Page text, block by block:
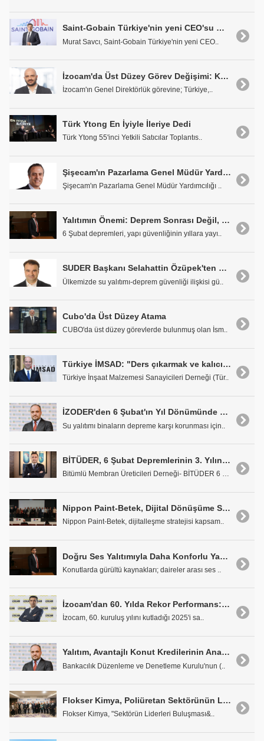
Saint-Gobain Türkiye'nin yeni CEO'su Murat Savcı Oldu
Murat Savcı, Saint-Gobain Türkiye'nin yeni CEO..
İzocam'da Üst Düzey Görev Değişimi: Kerem Kürklü, Genel Direktörlüğe Atandı
İzocam'ın Genel Direktörlük görevine; Türkiye,..
Türk Ytong En İyiyle İleriye Dedi
Türk Ytong 55'inci Yetkili Satıcılar Toplantıs..
Şişecam'ın Pazarlama Genel Müdür Yardımcılığı Görevine Yılmaz Erceyes Atandı
Şişecam'ın Pazarlama Genel Müdür Yardımcılığı ..
Yalıtımın Önemi: Deprem Sonrası Değil, Deprem Öncesi Güvenlik
6 Şubat depremleri, yapı güvenliğinin yıllara yayı..
SUDER Başkanı Selahattin Özüpek'ten 6 Şubat Depremi Yıldönümünde Açıklama
Ülkemizde su yalıtımı-deprem güvenliği ilişkisi gü..
Cubo'da Üst Düzey Atama
CUBO'da üst düzey görevlerde bulunmuş olan İsm..
Türkiye İMSAD: "Ders çıkarmak ve kalıcı çözümleri hayata geçirmek zorundayız"
Türkiye İnşaat Malzemesi Sanayicileri Derneği (Tür..
İZODER'den 6 Şubat'ın Yıl Dönümünde Önemli Hatırlatma
Su yalıtımı binaların depreme karşı korunması için..
BİTÜDER, 6 Şubat Depremlerinin 3. Yılında Doğru Su Yalıtımına Dikkat Çekti
Bitümlü Membran Üreticileri Derneği- BİTÜDER 6 Şub..
Nippon Paint-Betek, Dijital Dönüşüme SAP S/4HANA Private Cloud ile Hız Verdi
Nippon Paint-Betek, dijitalleşme stratejisi kapsam..
Doğru Ses Yalıtımıyla Daha Konforlu Yaşam Alanları
Konutlarda gürültü kaynakları; daireler arası ses ..
İzocam'dan 60. Yılda Rekor Performans: Ciro Yüzde 55 Arttı, Liderlik Pekişti
İzocam, 60. kuruluş yılını kutladığı 2025'i sa..
Yalıtım, Avantajlı Konut Kredilerinin Anahtarı Oldu
Bankacılık Düzenleme ve Denetleme Kurulu'nun (..
Flokser Kimya, Poliüretan Sektörünün Liderlerini Buluşturdu
Flokser Kimya, "Sektörün Liderleri Buluşması&..